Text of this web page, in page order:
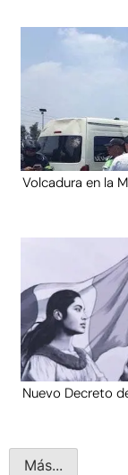
Volcadura en la
Nuevo Decreto
Más...